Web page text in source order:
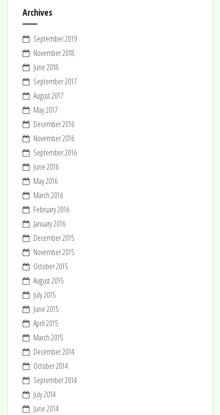
Archives
September 2019
November 2018
June 2018
September 2017
August 2017
May 2017
December 2016
November 2016
September 2016
June 2016
May 2016
March 2016
February 2016
January 2016
December 2015
November 2015
October 2015
August 2015
July 2015
June 2015
April 2015
March 2015
December 2014
October 2014
September 2014
July 2014
June 2014